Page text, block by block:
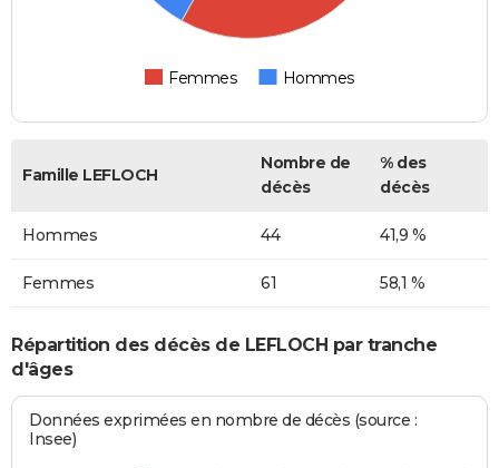
Femmes Hommes
Famille LEFLOCH
Nombre de
décès
% des
décès
Hommes 44 41,9 %
Femmes 61 58,1 %
Répartition des décès de LEFLOCH par tranche
d'âges
Données exprimées en nombre de décès (source :
Insee)